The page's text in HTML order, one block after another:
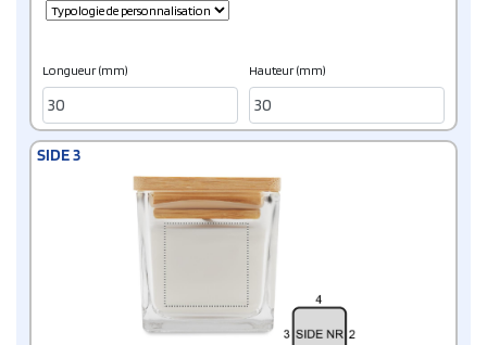
Longueur (mm) Hauteur (mm)
SIDE 3